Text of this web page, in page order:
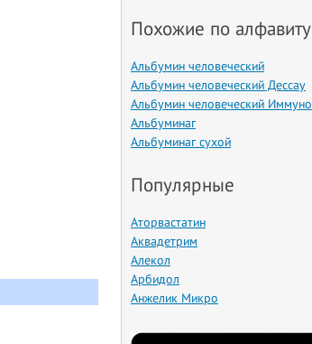
Похожие по алфавиту
Альбумин человеческий
Альбумин человеческий Дессау
Альбумин человеческий Иммуно
Альбуминаг
Альбуминаг сухой
Популярные
Аторвастатин
Аквадетрим
Алекол
Арбидол
Анжелик Микро